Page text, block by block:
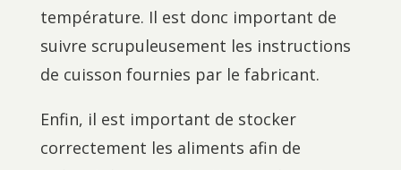
température. Il est donc important de
suivre scrupuleusement les instructions
de cuisson fournies par le fabricant.
Enfin, il est important de stocker
correctement les aliments afin de